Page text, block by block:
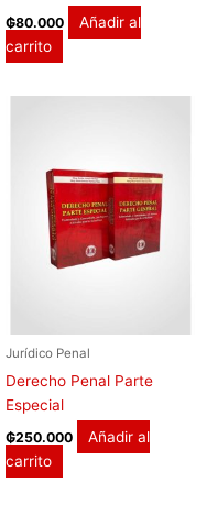
₲80.000
Añadir al
carrito
Jurídico Penal
Derecho Penal Parte
Especial
₲250.000
Añadir al
carrito